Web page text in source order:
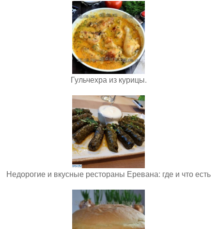
Гульчехра из курицы.
Недорогие и вкусные рестораны Еревана: где и что есть